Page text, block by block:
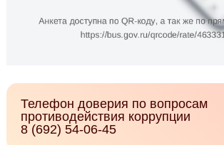
Телефон доверия по вопросам
противодействия коррупции
8 (692) 54-06-45